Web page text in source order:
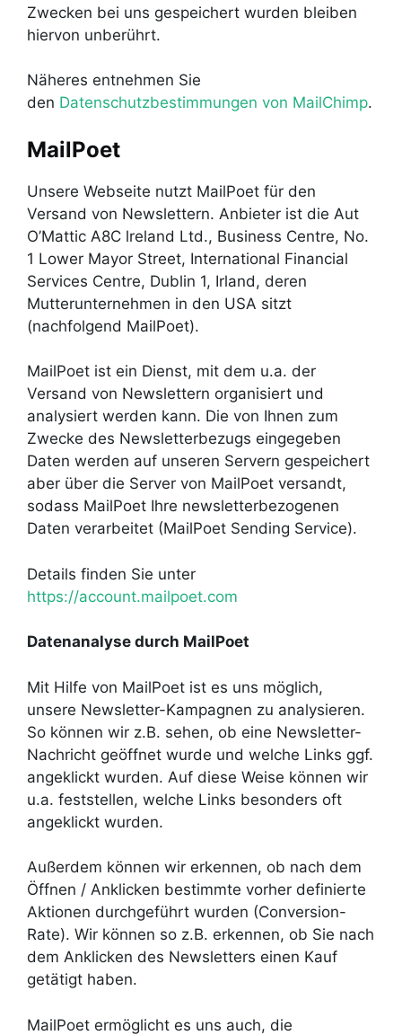
Zwecken bei uns gespeichert wurden bleiben
hiervon unberührt.
Näheres entnehmen Sie
den Datenschutzbestimmungen von MailChimp.
MailPoet
Unsere Webseite nutzt MailPoet für den
Versand von Newslettern. Anbieter ist die Aut
O’Mattic A8C lreland Ltd., Business Centre, No.
1 Lower Mayor Street, International Financial
Services Centre, Dublin 1, Irland, deren
Mutterunternehmen in den USA sitzt
(nachfolgend MailPoet).
MailPoet ist ein Dienst, mit dem u.a. der
Versand von Newslettern organisiert und
analysiert werden kann. Die von Ihnen zum
Zwecke des Newsletterbezugs eingegeben
Daten werden auf unseren Servern gespeichert
aber über die Server von MailPoet versandt,
sodass MailPoet Ihre newsletterbezogenen
Daten verarbeitet (MailPoet Sending Service).
Details finden Sie unter
https://account.mailpoet.com
Datenanalyse durch MailPoet
Mit Hilfe von MailPoet ist es uns möglich,
unsere Newsletter-Kampagnen zu analysieren.
So können wir z.B. sehen, ob eine Newsletter-
Nachricht geöffnet wurde und welche Links ggf.
angeklickt wurden. Auf diese Weise können wir
u.a. feststellen, welche Links besonders oft
angeklickt wurden.
Außerdem können wir erkennen, ob nach dem
Öffnen / Anklicken bestimmte vorher definierte
Aktionen durchgeführt wurden (Conversion-
Rate). Wir können so z.B. erkennen, ob Sie nach
dem Anklicken des Newsletters einen Kauf
getätigt haben.
MailPoet ermöglicht es uns auch, die